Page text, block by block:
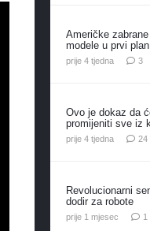
Američke
modele u prvi plan
prije 4 tjedna 3
Ovo je dokaz da
promijeniti sve iz
prije 4 tjedna 24
Revolucionarni
dodir za robote
prije 1 mjesec 1